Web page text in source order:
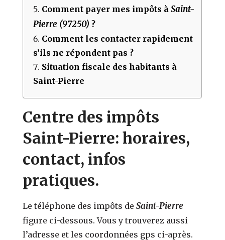
Comment payer mes impôts àSaint-
Pierre (97250) ?
Comment les contacter rapidement
s’ils ne répondent pas ?
Situation fiscale des habitants à
Saint-Pierre
Centre des impôts
Saint-Pierre: horaires,
contact, infos
pratiques.
Le téléphone des impôts deSaint-Pierre
figure ci-dessous. Vous y trouverez aussi
l’adresse et les coordonnées gps ci-après.